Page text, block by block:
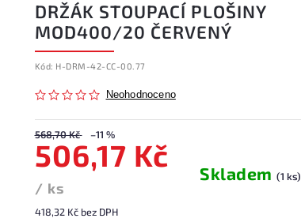
DRŽÁK STOUPACÍ PLOŠINY
MOD400/20 ČERVENÝ
Kód: H-DRM-42-CC-00.77
Neohodnoceno
568,70 Kč –11 %
506,17 Kč
/ ks
418,32 Kč bez DPH
Skladem(1 ks)